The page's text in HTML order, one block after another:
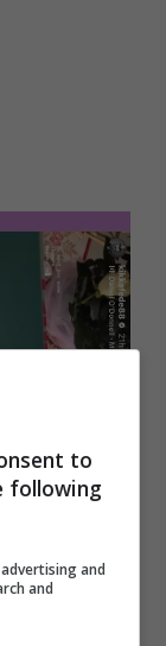
to
following
and
and